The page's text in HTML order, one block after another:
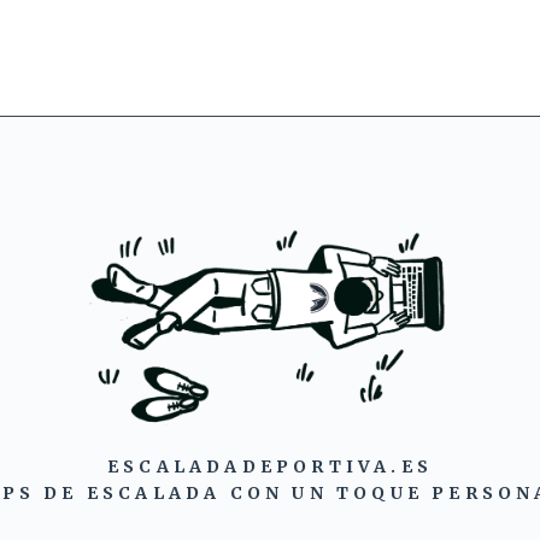
ESCALADADEPORTIVA.ES
DE ESCALADA CON UN TOQUE